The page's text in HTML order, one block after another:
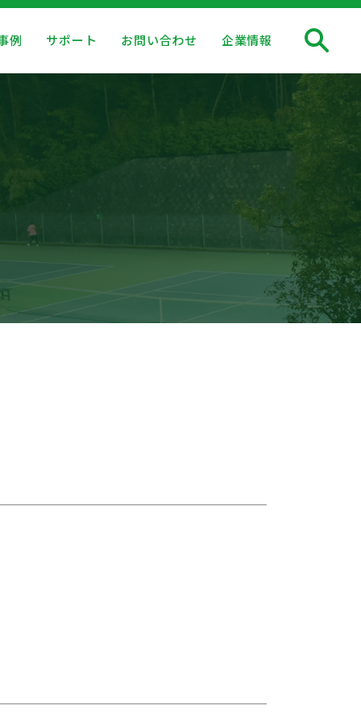
例 サポート お問い合わせ 企業情報